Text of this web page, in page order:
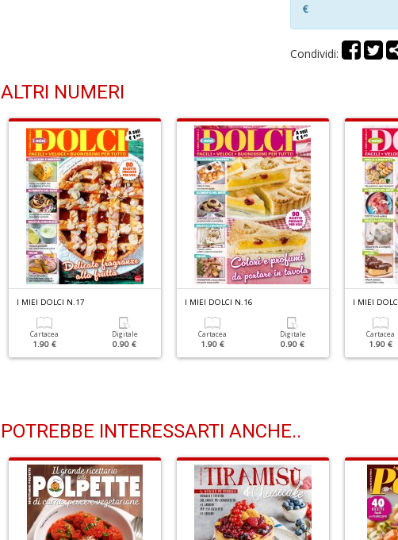
€
Condividi:
ALTRI NUMERI
I MIEI DOLCI N.17
Cartacea
1.90 €
Digitale
0.90 €
I MIEI DOLCI N.16
Cartacea
1.90 €
Digitale
0.90 €
I MIEI
Cartacea
1.90 €
POTREBBE INTERESSARTI ANCHE..